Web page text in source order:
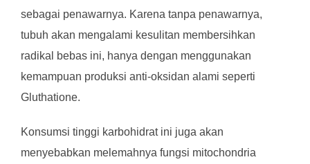
sebagai penawarnya. Karena tanpa penawarnya,
tubuh akan mengalami kesulitan membersihkan
radikal bebas ini, hanya dengan menggunakan
kemampuan produksi anti-oksidan alami seperti
Gluthatione.
Konsumsi tinggi karbohidrat ini juga akan
menyebabkan melemahnya fungsi mitochondria